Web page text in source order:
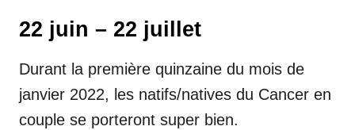
22 juin – 22 juillet
Durant la première quinzaine du mois de
janvier 2022, les natifs/natives du Cancer en
couple se porteront super bien.